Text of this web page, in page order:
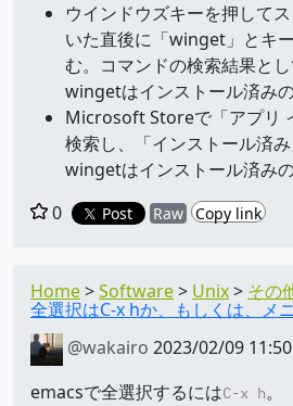
ウインドウズキーを押して
いた直後に「winget」とキ
む。コマンドの検索結果と
wingetはインストール済みの
Microsoft Storeで「アプリ
検索し、「インストール済み
wingetはインストール済みの
0
Post Raw Copy link
Home Software Unix その
全選択はC-x hか、もしくは、メ
@wakairo 2023/02/09 11:50
emacsで全選択するにはC-x h。